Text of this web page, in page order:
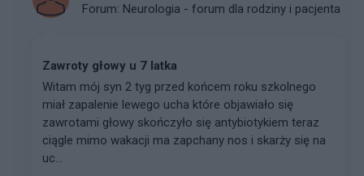
Forum: Neurologia - forum dla rodziny i pacjenta
Zawroty głowy u 7 latka
Witam mój syn 2 tyg przed końcem roku szkolnego
miał zapalenie lewego ucha które objawiało się
zawrotami głowy skończyło się antybiotykiem teraz
ciągle mimo wakacji ma zapchany nos i skarży się na
uc...